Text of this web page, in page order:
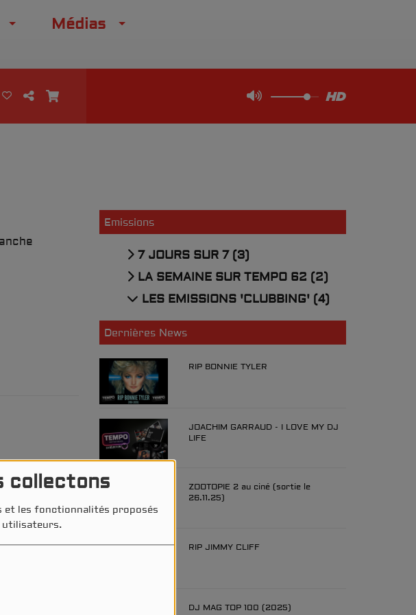
collectons
et les fonctionnalités proposés
utilisateurs.
Médias
Emissions
7 JOURS SUR 7 (3)
LA SEMAINE SUR TEMPO 62 (2)
LES EMISSIONS 'CLUBBING' (4)
Dernières News
RIP BONNIE TYLER
JOACHIM GARRAUD - I LOVE MY DJ
LIFE
ZOOTOPIE 2 au ciné (sortie le
26.11.25)
RIP JIMMY CLIFF
DJ MAG TOP 100 (2025)